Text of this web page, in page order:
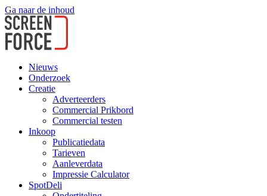
Ga naar de inhoud
Nieuws
Onderzoek
Creatie
Adverteerders
Commercial Prikbord
Commercial testen
Inkoop
Publicatiedata
Tarieven
Aanleverdata
Impressie Calculator
SpotDeli